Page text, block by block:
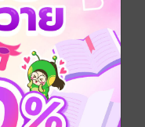
ฟไลฟ์ หมอ
K2 (รายตอน)